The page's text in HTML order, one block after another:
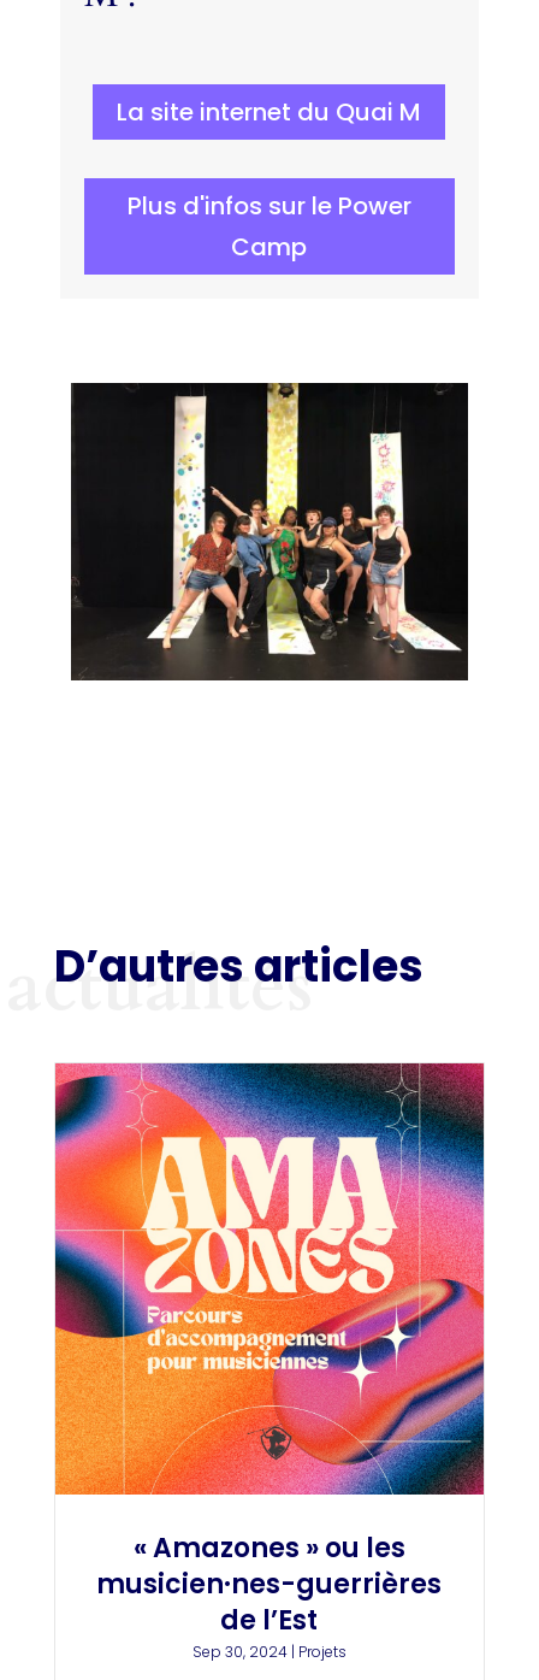
La site internet du Quai M
Plus d'infos sur le Power
Camp
D’autres articles
actualités
« Amazones » ou les
musicien·nes-guerrières
de l’Est
Sep 30, 2024| Projets